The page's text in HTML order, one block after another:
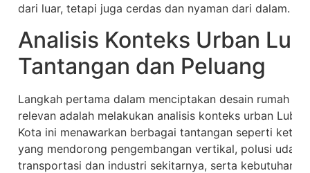
dari luar, tetapi juga cerdas dan nyaman dari dalam.
Analisis Konteks Urban
Tantangan dan Peluang
Langkah pertama dalam menciptakan desain rumah
relevan adalah melakukan analisis konteks urban
Kota ini menawarkan berbagai tantangan seperti
yang mendorong pengembangan vertikal, polusi
transportasi dan industri sekitarnya, serta kebutuhan